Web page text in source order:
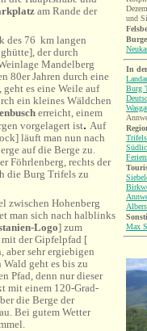
am Rande der
des 76 km langen
der durch
Mandelberg
80er Jahren durch eine
es eine Weile auf
ein kleines Wäldchen
erreicht, einem
vorgelagert ist. Auf
läuft man nun nach
auf die Berge zu.
Föhrlenberg, rechts der
die Burg Trifels zu
zwischen Hohenberg
man sich nach halblinks
Logo] zum
der Gipfelpfad [
aber sehr ergiebigen
geht es bis zu
Pfad, denn nur dieser
mit einem 120-Grad-
die Berge der
Bei gutem Wetter
und
In
Burg
Max